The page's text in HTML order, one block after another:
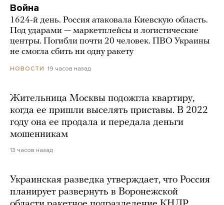
Война
1624-й день. Россия атаковала Киевскую область.
Под ударами — маркетплейсы и логистические
центры. Погибли почти 20 человек. ПВО Украины
не смогла сбить ни одну ракету
НОВОСТИ 19 часов назад
Жительница Москвы подожгла квартиру,
когда ее пришли выселять приставы. В 2022
году она ее продала и передала деньги
мошенникам
13 часов назад
Украинская разведка утверждает, что Россия
планирует развернуть в Воронежской